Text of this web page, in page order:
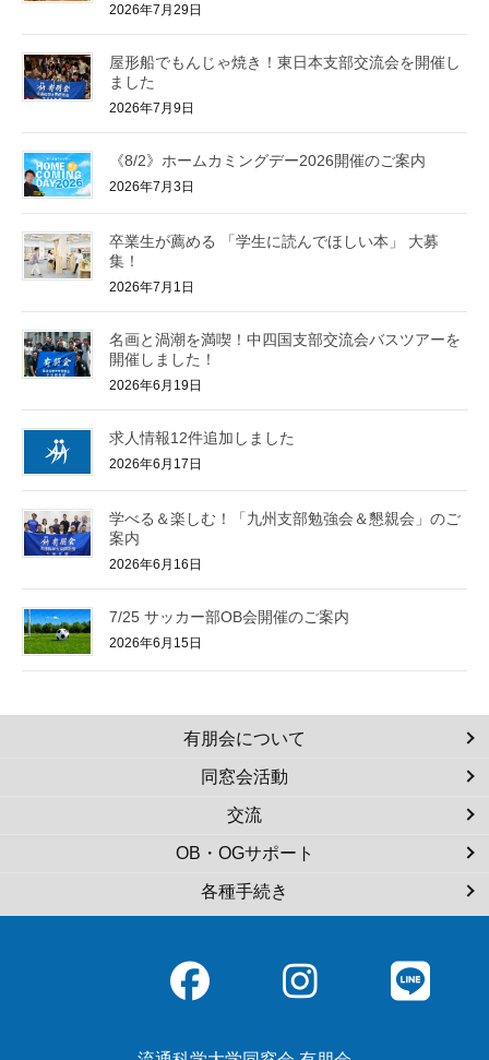
2026年7月29日
屋形船でもんじゃ焼き！東日本支部交流会を開催し
ました
2026年7月9日
《8/2》ホームカミングデー2026開催のご案内
2026年7月3日
卒業生が薦める 「学生に読んでほしい本」 大募
集！
2026年7月1日
名画と渦潮を満喫！中四国支部交流会バスツアーを
開催しました！
2026年6月19日
求人情報12件追加しました
2026年6月17日
学べる＆楽しむ！「九州支部勉強会＆懇親会」のご
案内
2026年6月16日
7/25 サッカー部OB会開催のご案内
2026年6月15日
有朋会について
同窓会活動
交流
OB・OGサポート
各種手続き